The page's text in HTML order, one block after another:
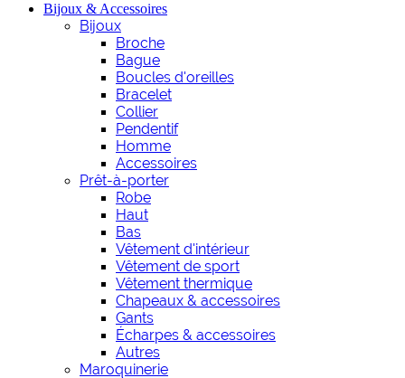
Bijoux & Accessoires
Bijoux
Broche
Bague
Boucles d'oreilles
Bracelet
Collier
Pendentif
Homme
Accessoires
Prêt-à-porter
Robe
Haut
Bas
Vêtement d'intérieur
Vêtement de sport
Vêtement thermique
Chapeaux & accessoires
Gants
Écharpes & accessoires
Autres
Maroquinerie